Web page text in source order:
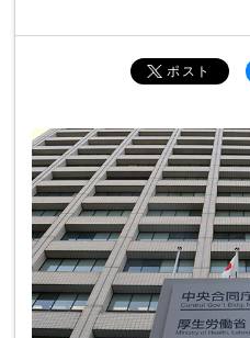
ポスト